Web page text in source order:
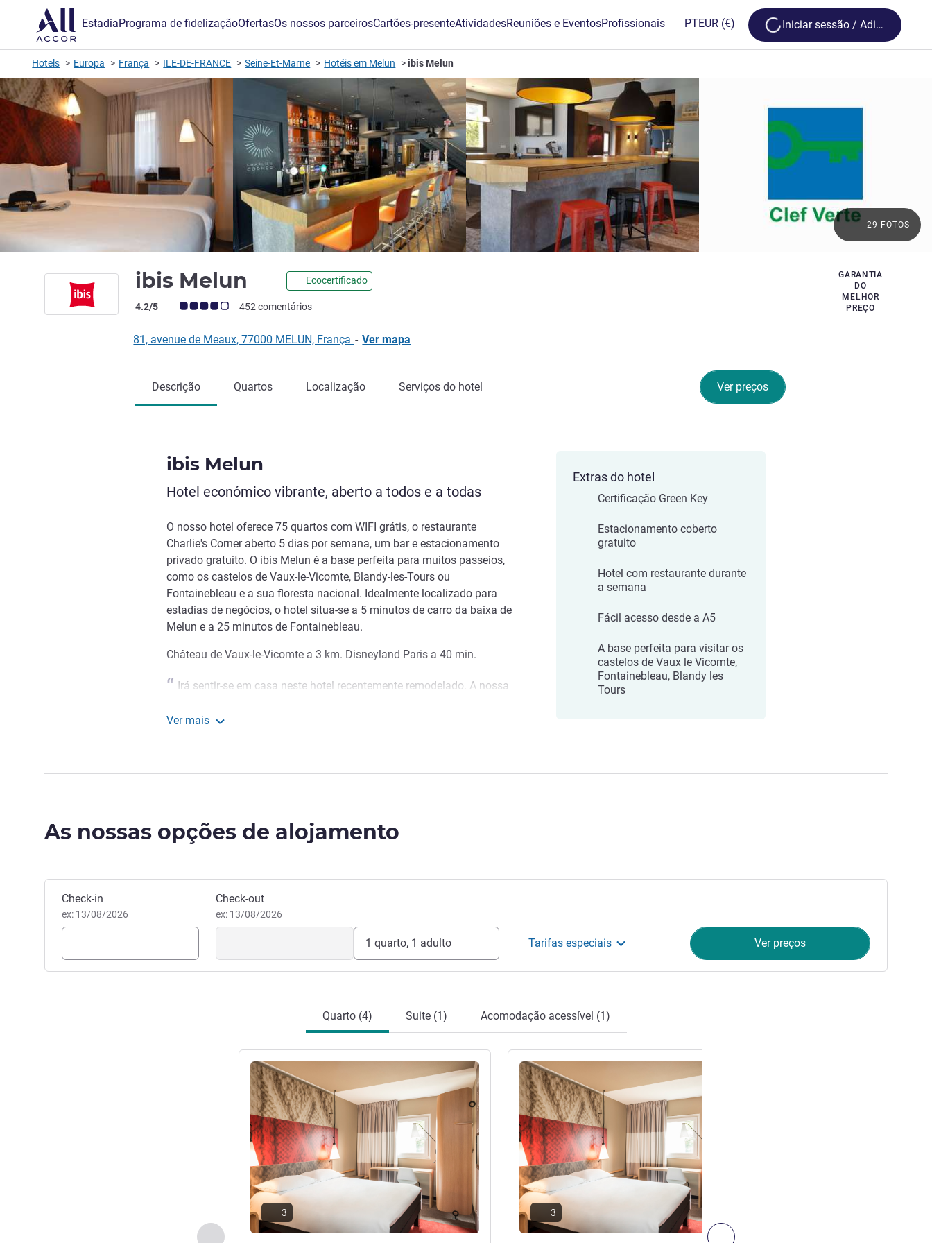
EstadiaPrograma de fidelizaçãoOfertasOs nossos parceirosCartões-presenteAtividadesReuniões e EventosProfissionais PTEUR (€) Loading...
Iniciar sessão / Adira
Hotels Europa França ILE-DE-FRANCE Seine-Et-Marne Hotéis em Melun ibis Melun
ibis Melun 3 estrelas
Ecocertificado
Nota clientes Avis (Classificação ALL)
4.2/5 452 comentários
GARANTIA
DO
MELHOR
PREÇO
29 FOTOS
81, avenue de Meaux, 77000 MELUN, França - Ver mapa
Ver preços
Descrição Quartos Localização Serviços do hotel
ibis Melun
Hotel económico vibrante, aberto a todos e a todas
O nosso hotel oferece 75 quartos com WIFI grátis, o restaurante
Charlie's Corner aberto 5 dias por semana, um bar e estacionamento
privado gratuito. O ibis Melun é a base perfeita para muitos passeios,
como os castelos de Vaux-le-Vicomte, Blandy-les-Tours ou
Fontainebleau e a sua floresta nacional. Idealmente localizado para
estadias de negócios, o hotel situa-se a 5 minutos de carro da baixa de
Melun e a 25 minutos de Fontainebleau.
Château de Vaux-le-Vicomte a 3 km. Disneyland Paris a 40 min.
Irá sentir-se em casa neste hotel recentemente remodelado. A nossa
MARINE COISMAN, Gestão hoteleira
Ver mais
Extras do hotel
Certificação Green Key
Estacionamento coberto
gratuito
Hotel com restaurante durante
a semana
Fácil acesso desde a A5
A base perfeita para visitar os
castelos de Vaux le Vicomte,
Fontainebleau, Blandy les
Tours
As nossas opções de alojamento
Reservar este hotel
Check-in
ex: 13/08/2026
Check-out
ex: 13/08/2026
1 quarto, 1 adulto Tarifas especiais Ver preços
Quarto (4) Suite (1) Acomodação acessível (1)
Anterior - Quarto Seguinte - Quarto
Ver detalhes
3
Ver detalhes
3